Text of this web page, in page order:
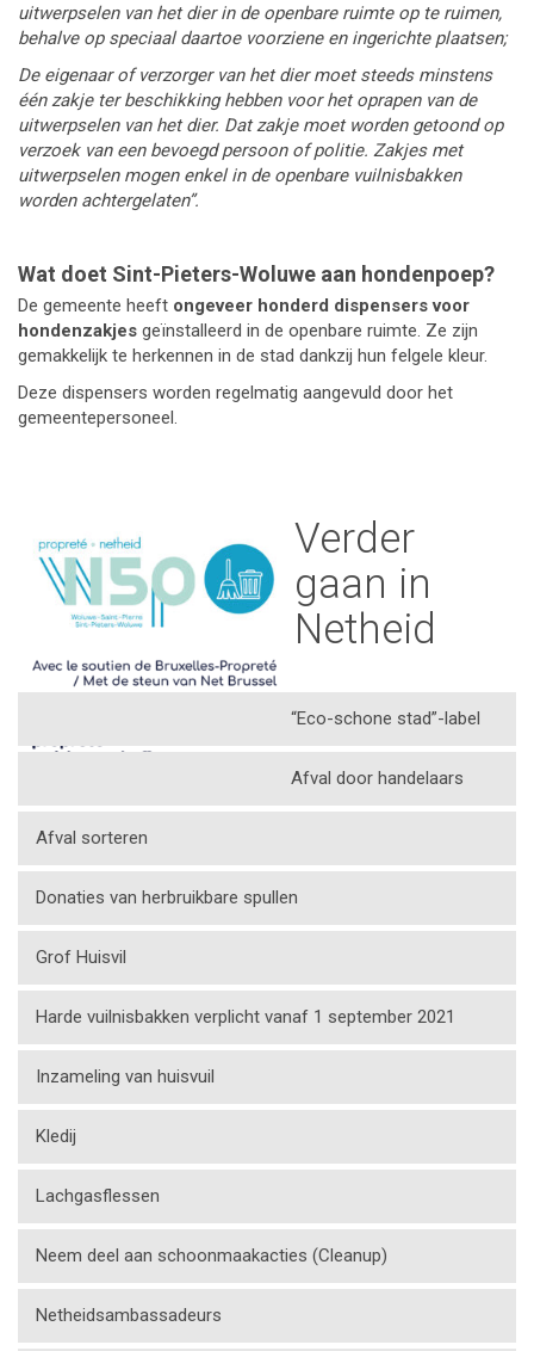
uitwerpselen van het dier in de openbare ruimte op te ruimen,
behalve op speciaal daartoe voorziene en ingerichte plaatsen;
De eigenaar of verzorger van het dier moet steeds minstens
één zakje ter beschikking hebben voor het oprapen van de
uitwerpselen van het dier. Dat zakje moet worden getoond op
verzoek van een bevoegd persoon of politie. Zakjes met
uitwerpselen mogen enkel in de openbare vuilnisbakken
worden achtergelaten”.
Wat doet Sint-Pieters-Woluwe aan hondenpoep?
De gemeente heeft ongeveer honderd dispensers voor
hondenzakjes geïnstalleerd in de openbare ruimte. Ze zijn
gemakkelijk te herkennen in de stad dankzij hun felgele kleur.
Deze dispensers worden regelmatig aangevuld door het
gemeentepersoneel.
Verder
gaan in
Netheid
“Eco-schone stad”-label
Afval door handelaars
Afval sorteren
Donaties van herbruikbare spullen
Grof Huisvil
Harde vuilnisbakken verplicht vanaf 1 september 2021
Inzameling van huisvuil
Kledij
Lachgasflessen
Neem deel aan schoonmaakacties (Cleanup)
Netheidsambassadeurs